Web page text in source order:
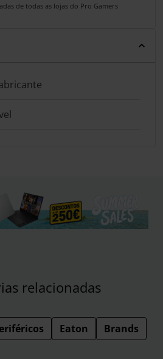
de todas as lojas do Pro Gamers
relacionadas
Eaton Brands